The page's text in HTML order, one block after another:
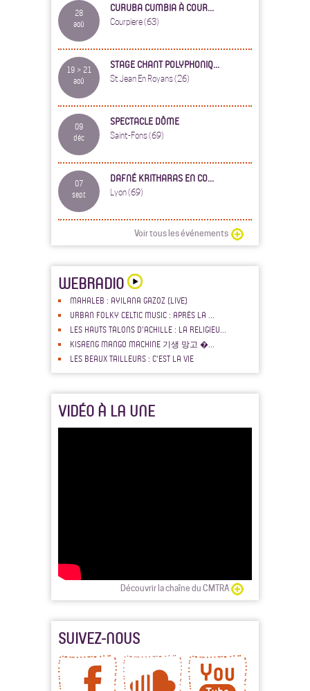
28
aoû
CURUBA CUMBIA À COUR...
Courpiere (63)
19 > 21
aoû
STAGE CHANT POLYPHONIQ...
St Jean En Royans (26)
09
déc
SPECTACLE DÔME
Saint-Fons (69)
07
sept
DAFNÉ KRITHARAS EN CO...
Lyon (69)
Voir tous les événements
WEBRADIO
MAHALEB : AYILANA GAZOZ (LIVE)
URBAN FOLKY CELTIC MUSIC : APRÈS LA ...
LES HAUTS TALONS D'ACHILLE : LA RELIGIEU...
KISAENG MANGO MACHINE 기생 망고 �...
LES BEAUX TAILLEURS : C'EST LA VIE
VIDÉO À LA UNE
Découvrir la chaîne du CMTRA
SUIVEZ-NOUS